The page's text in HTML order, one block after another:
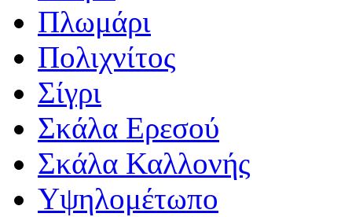
Πλωμάρι
Πολιχνίτος
Σίγρι
Σκάλα Ερεσού
Σκάλα Καλλονής
Υψηλομέτωπο